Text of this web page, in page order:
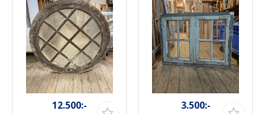
12.500:- 3.500:-